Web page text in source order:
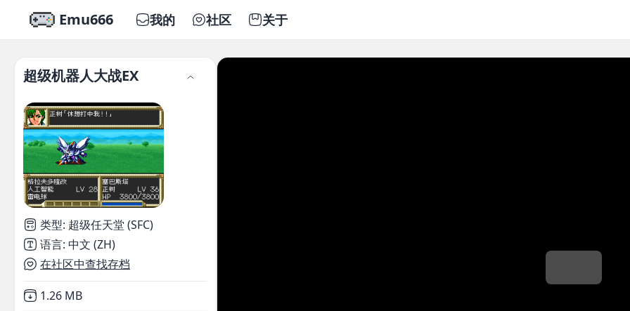
Emu666 我的 社区 关于
超级机器人大战EX
类型: 超级任天堂 (SFC)
语言: 中文 (ZH)
在社区中查找存档
Not downloaded
1.26 MB